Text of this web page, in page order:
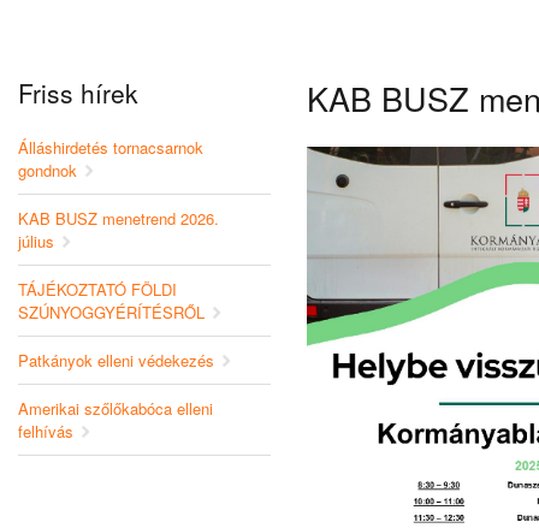
Friss hírek
Álláshirdetés tornacsarnok
gondnok
KAB BUSZ menetrend 2026.
július
TÁJÉKOZTATÓ FÖLDI
SZÚNYOGGYÉRÍTÉSRŐL
Patkányok elleni védekezés
Amerikai szőlőkabóca elleni
felhívás
KAB BUSZ